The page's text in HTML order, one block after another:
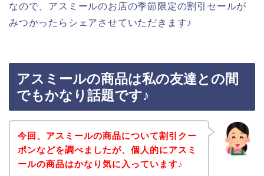
なので、アスミールのお店の季節限定の割引セールが
みつかったらシェアさせていただきます♪
アスミールの商品は私の友達との間
でもかなり話題です♪
今回、アスミールの商品について割引クー
ポンなどを調べましたが、個人的にアスミ
ールの商品はかなり気に入っています♪